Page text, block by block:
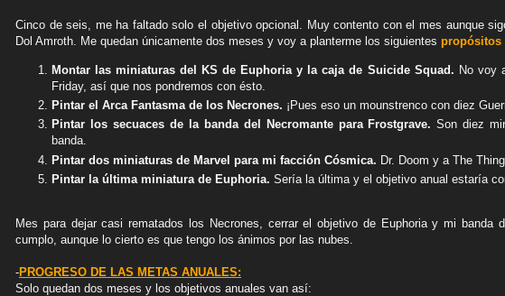
Cinco de seis, me ha faltado solo el objetivo opcional. Muy contento con el mes aunque
Dol Amroth. Me quedan únicamente dos meses y voy a planterme los siguientes propósitos
Montar las miniaturas del KS de Euphoria y la caja de Suicide Squad. No voy
Friday, así que nos pondremos con ésto.
Pintar el Arca Fantasma de los Necrones. ¡Pues eso un mounstrenco con diez
Pintar los secuaces de la banda del Necromante para Frostgrave. Son diez
banda.
Pintar dos miniaturas de Marvel para mi facción Cósmica. Dr. Doom y a The Thing.
Pintar la última miniatura de Euphoria. Sería la última y el objetivo anual estaría
Mes para dejar casi rematados los Necrones, cerrar el objetivo de Euphoria y mi banda
cumplo, aunque lo cierto es que tengo los ánimos por las nubes.
-PROGRESO DE LAS METAS ANUALES:
Solo quedan dos meses y los objetivos anuales van así: